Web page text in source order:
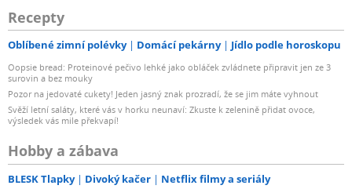
Recepty
Oblíbené zimní polévky Domácí pekárny Jídlo podle horoskopu
Oopsie bread: Proteinové pečivo lehké jako obláček zvládnete připravit jen ze 3
surovin a bez mouky
Pozor na jedovaté cukety! Jeden jasný znak prozradí, že se jim máte vyhnout
Svěží letní saláty, které vás v horku neunaví: Zkuste k zelenině přidat ovoce,
výsledek vás mile překvapí!
Hobby a zábava
BLESK Tlapky Divoký kačer Netflix filmy a seriály